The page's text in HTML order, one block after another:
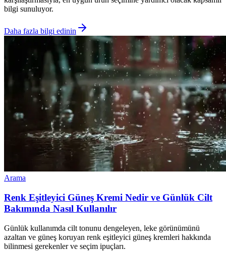
bilgi sunuluyor.
Daha fazla bilgi edinin
Arama
Renk Eşitleyici Güneş Kremi Nedir ve Günlük Cilt
Bakımında Nasıl Kullanılır
Günlük kullanımda cilt tonunu dengeleyen, leke görünümünü
azaltan ve güneş koruyan renk eşitleyici güneş kremleri hakkında
bilinmesi gerekenler ve seçim ipuçları.